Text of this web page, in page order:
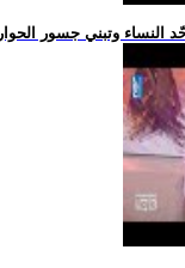
النساء وتبني جسور الحوار